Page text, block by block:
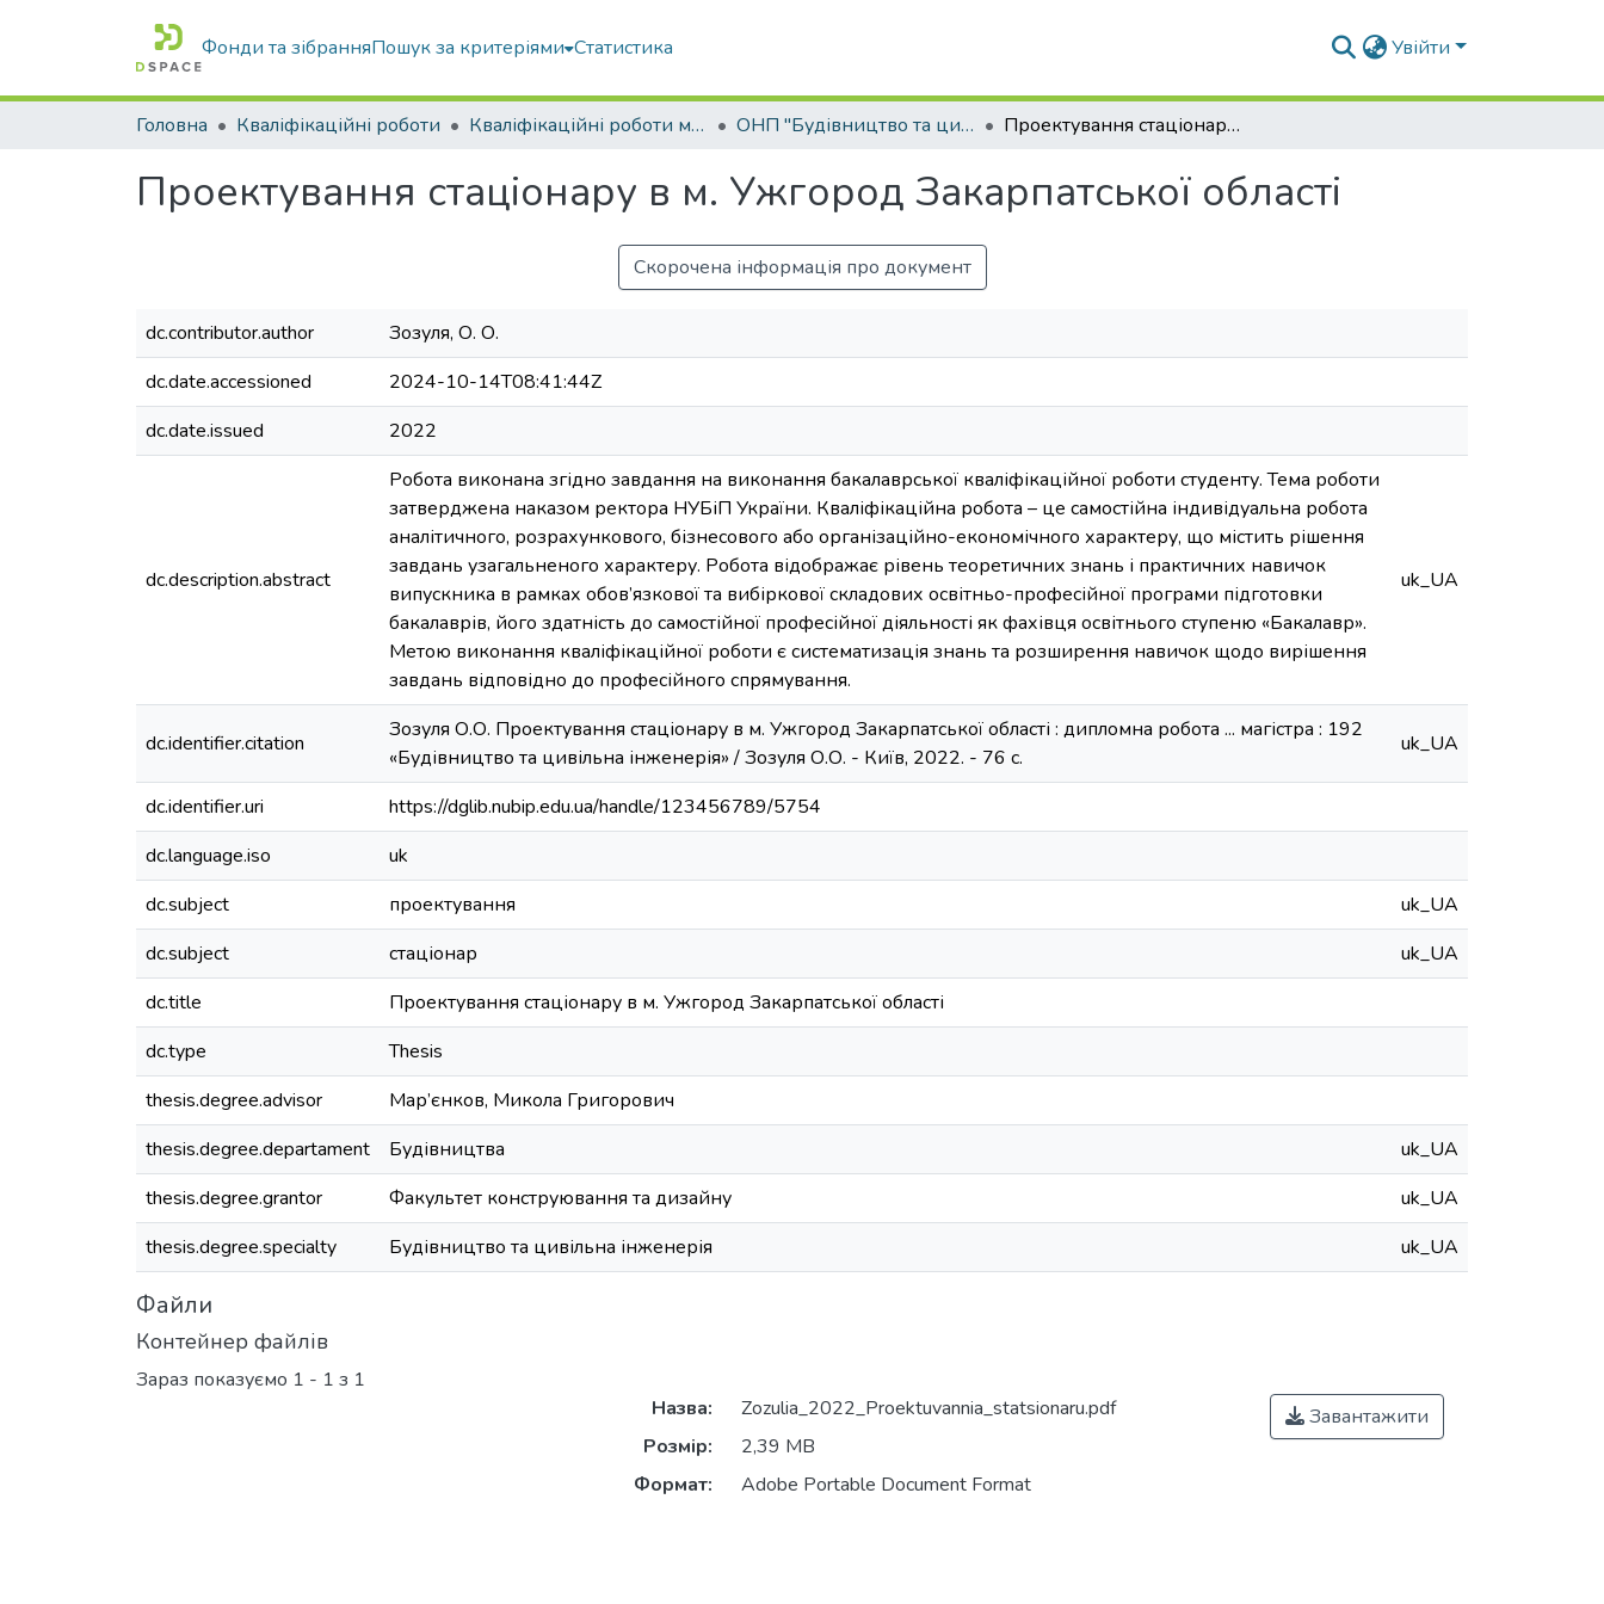
Фонди та зібранняПошук за критеріями Статистика Увійти
Головна Кваліфікаційні роботи Кваліфікаційні роботи магістрів ОНП "Будівництво та цивільна інженерія" Проектування стаціонару в м. Ужгород Закарпатської області
Проектування стаціонару в м. Ужгород Закарпатської області
Скорочена інформація про документ
dc.contributor.author
Зозуля, О. О.
dc.date.accessioned
2024-10-14T08:41:44Z
dc.date.issued
2022
dc.description.abstract
Робота виконана згідно завдання на виконання бакалаврської кваліфікаційної роботи студенту. Тема роботи
затверджена наказом ректора НУБіП України. Кваліфікаційна робота – це самостійна індивідуальна робота
аналітичного, розрахункового, бізнесового або організаційно-економічного характеру, що містить рішення
завдань узагальненого характеру. Робота відображає рівень теоретичних знань і практичних навичок
випускника в рамках обов’язкової та вибіркової складових освітньо-професійної програми підготовки
бакалаврів, його здатність до самостійної професійної діяльності як фахівця освітнього ступеню «Бакалавр».
Метою виконання кваліфікаційної роботи є систематизація знань та розширення навичок щодо вирішення
завдань відповідно до професійного спрямування.
uk_UA
dc.identifier.citation
Зозуля О.О. Проектування стаціонару в м. Ужгород Закарпатської області : дипломна робота ... магістра : 192
«Будівництво та цивільна інженерія» / Зозуля О.О. - Київ, 2022. - 76 с.
uk_UA
dc.identifier.uri
https://dglib.nubip.edu.ua/handle/123456789/5754
dc.language.iso
uk
dc.subject
проектування
uk_UA
dc.subject
стаціонар
uk_UA
dc.title
Проектування стаціонару в м. Ужгород Закарпатської області
dc.type
Thesis
thesis.degree.advisor
Мар’єнков, Микола Григорович
thesis.degree.departament
Будівництва
uk_UA
thesis.degree.grantor
Факультет конструювання та дизайну
uk_UA
thesis.degree.specialty
Будівництво та цивільна інженерія uk_UA
Файли
Контейнер файлів
Зараз показуємо 1 - 1 з 1
Назва:
Zozulia_2022_Proektuvannia_statsionaru.pdf
Розмір:
2,39 MB
Формат:
Adobe Portable Document Format
Завантажити